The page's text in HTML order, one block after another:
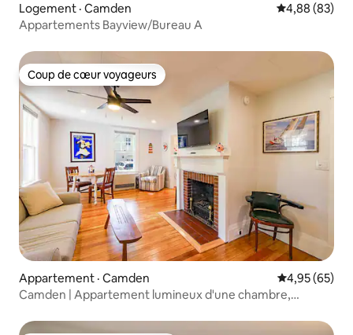
Logement · Camden Note
4,88 (83)
Appartements Bayview/Bureau A
Coup de cœur voyageurs
Coup de cœur voyageurs
Appartement · Camden Note
4,95 (65)
Camden | Appartement lumineux d'une chambre,